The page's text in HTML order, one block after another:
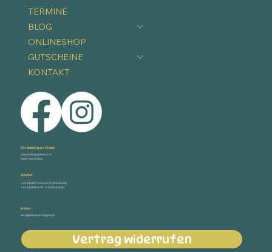
TERMINE
BLOG
ONLINESHOP
GUTSCHEINE
KONTAKT
Die Stöttingers GmbH
Obere Pappelleiten 14
4655 Vorchdorf
Telefon
+43 (0) 699 14 05 54 51 (Christoph)
+43 (0) 699 18 10 13 18 (Stefanie)
E-Mail
shop@diestoettingers.at
Vertrag widerrufen